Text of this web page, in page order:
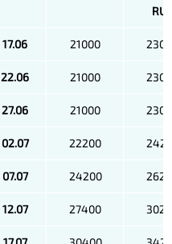
17.06 21000
22.06 21000
27.06 21000
02.07 22200
07.07 24200
12.07 27400